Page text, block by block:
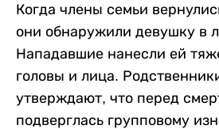
Когда члены семьи
они обнаружили девушку в
Нападавшие нанесли ей
головы и лица.
утверждают, что перед
подверглась групповому